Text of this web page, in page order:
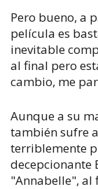
Pero bueno, a
película es
inevitable
al final pero
cambio, me
Aunque a su
también sufre
terriblemente
decepcionante
"Annabelle", al